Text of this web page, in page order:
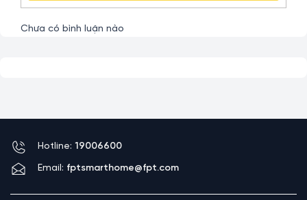
Chưa có bình luận nào
Hotline: 19006600
Email: fptsmarthome@fpt.com